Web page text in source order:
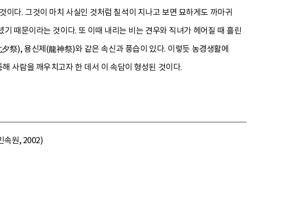
다. 그것이 마치 사실인 것처럼 칠석이 지나고 보면 묘하게도 까마귀
때문이라는 것이다. 또 이때 내리는 비는 견우와 직녀가 헤어질 때 흘린
祭), 용신제(龍神祭)와 같은 속신과 풍습이 있다. 이렇듯 농경생활에
사람을 깨우치고자 한 데서 이 속담이 형성된 것이다.
속원, 2002)